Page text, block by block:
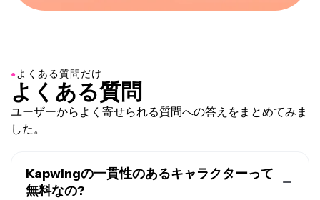
●よくある質問だけ
よくある質問
ユーザーからよく寄せられる質問への答えをまとめてみま
した。
Kapwingの一貫性のあるキャラクターって
無料なの?